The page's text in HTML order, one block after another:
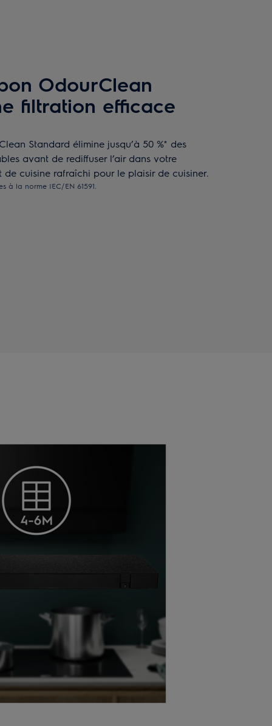
OdourClean
filtration efficace
Standard élimine jusqu’à 50 %* des
avant de rediffuser l’air dans votre
de cuisine rafraîchi pour le plaisir de cuisiner.
à la norme IEC/EN 61591.